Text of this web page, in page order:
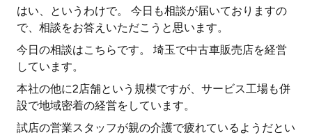
はい、というわけで。 今日も相談が届いておりますの
で、相談をお答えいただこうと思います。
今日の相談はこちらです。 埼玉で中古車販売店を経営
しています。
本社の他に2店舗という規模ですが、サービス工場も併
設で地域密着の経営をしています。
試店の営業スタッフが親の介護で疲れているようだとい